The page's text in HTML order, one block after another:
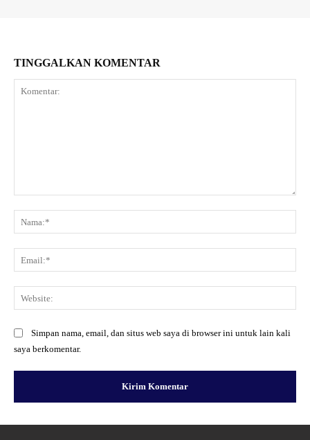
TINGGALKAN KOMENTAR
Simpan nama, email, dan situs web saya di browser ini untuk lain kali
saya berkomentar.